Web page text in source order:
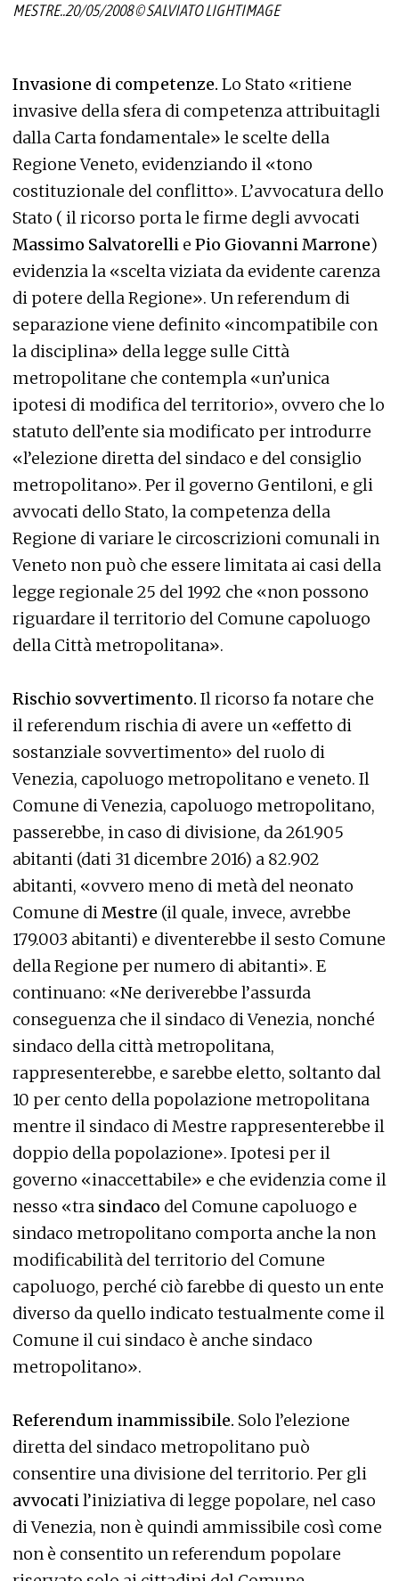
MESTRE..20/05/2008 © SALVIATO LIGHTIMAGE
Invasione di competenze. Lo Stato «ritiene
invasive della sfera di competenza attribuitagli
dalla Carta fondamentale» le scelte della
Regione Veneto, evidenziando il «tono
costituzionale del conflitto». L’avvocatura dello
Stato ( il ricorso porta le firme degli avvocati
Massimo Salvatorelli e Pio Giovanni Marrone)
evidenzia la «scelta viziata da evidente carenza
di potere della Regione». Un referendum di
separazione viene definito «incompatibile con
la disciplina» della legge sulle Città
metropolitane che contempla «un’unica
ipotesi di modifica del territorio», ovvero che lo
statuto dell’ente sia modificato per introdurre
«l’elezione diretta del sindaco e del consiglio
metropolitano». Per il governo Gentiloni, e gli
avvocati dello Stato, la competenza della
Regione di variare le circoscrizioni comunali in
Veneto non può che essere limitata ai casi della
legge regionale 25 del 1992 che «non possono
riguardare il territorio del Comune capoluogo
della Città metropolitana».
Rischio sovvertimento. Il ricorso fa notare che
il referendum rischia di avere un «effetto di
sostanziale sovvertimento» del ruolo di
Venezia, capoluogo metropolitano e veneto. Il
Comune di Venezia, capoluogo metropolitano,
passerebbe, in caso di divisione, da 261.905
abitanti (dati 31 dicembre 2016) a 82.902
abitanti, «ovvero meno di metà del neonato
Comune diMestre (il quale, invece, avrebbe
179.003 abitanti) e diventerebbe il sesto Comune
della Regione per numero di abitanti». E
continuano: «Ne deriverebbe l’assurda
conseguenza che il sindaco di Venezia, nonché
sindaco della città metropolitana,
rappresenterebbe, e sarebbe eletto, soltanto dal
10 per cento della popolazione metropolitana
mentre il sindaco di Mestre rappresenterebbe il
doppio della popolazione». Ipotesi per il
governo «inaccettabile» e che evidenzia come il
nesso «tra sindaco del Comune capoluogo e
sindaco metropolitano comporta anche la non
modificabilità del territorio del Comune
capoluogo, perché ciò farebbe di questo un ente
diverso da quello indicato testualmente come il
Comune il cui sindaco è anche sindaco
metropolitano».
Referendum inammissibile. Solo l’elezione
diretta del sindaco metropolitano può
consentire una divisione del territorio. Per gli
avvocatil’iniziativa di legge popolare, nel caso
di Venezia, non è quindi ammissibile così come
non è consentito un referendum popolare